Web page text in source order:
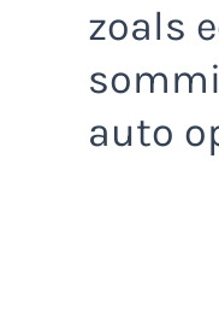
zoals
auto